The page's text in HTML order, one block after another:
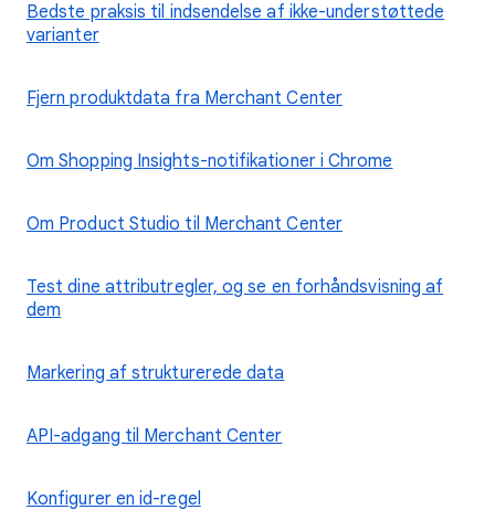
Bedste praksis til indsendelse af ikke-understøttede
varianter
Fjern produktdata fra Merchant Center
Om Shopping Insights-notifikationer i Chrome
Om Product Studio til Merchant Center
Test dine attributregler, og se en forhåndsvisning af
dem
Markering af strukturerede data
API-adgang til Merchant Center
Konfigurer en id-regel